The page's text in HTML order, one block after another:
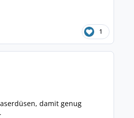
1
damit genug